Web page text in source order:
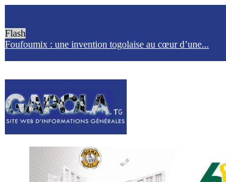
Flash
Foufoumix : une invention togolaise au cœur d’une...